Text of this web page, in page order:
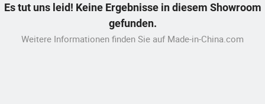
Es tut uns leid! Keine Ergebnisse in diesem Showroom
gefunden.
Weitere Informationen finden Sie auf Made-in-China.com